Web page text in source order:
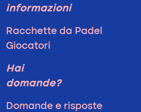
informazioni
Racchette da Padel
Giocatori
Hai
domande?
Domande e risposte